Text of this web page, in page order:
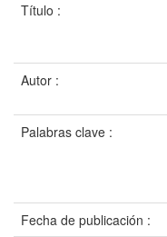
Título :
Autor :
Palabras clave :
Fecha de publicación :